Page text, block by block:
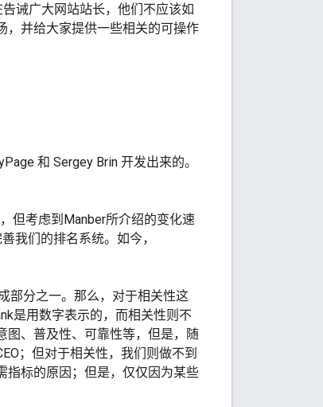
诫广大网站站长，他们不应该如
，并给大家提供一些相关的可操作
和 Sergey Brin 开发出来的。
但考虑到Manber所介绍的变化速
我们的排名系统。如今，
部分之一。那么，对于相关性这
是用数字表示的，而相关性则不
图、普及性、可靠性等，但是，随
；但对于相关性，我们则做不到
指标的原因；但是，仅仅因为某些